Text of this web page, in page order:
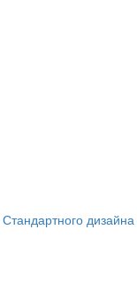
Стандартного дизайна